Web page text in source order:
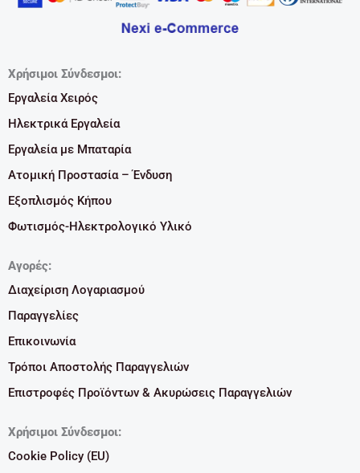
Χρήσιμοι Σύνδεσμοι:
Εργαλεία Χειρός
Ηλεκτρικά Εργαλεία
Εργαλεία με Μπαταρία
Ατομική Προστασία – Ένδυση
Εξοπλισμός Κήπου
Φωτισμός-Ηλεκτρολογικό Υλικό
Αγορές:
Διαχείριση Λογαριασμού
Παραγγελίες
Επικοινωνία
Τρόποι Αποστολής Παραγγελιών
Επιστροφές Προϊόντων & Ακυρώσεις Παραγγελιών
Χρήσιμοι Σύνδεσμοι:
Cookie Policy (EU)